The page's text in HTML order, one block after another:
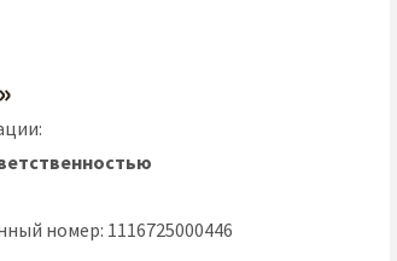
номер: 1116725000446